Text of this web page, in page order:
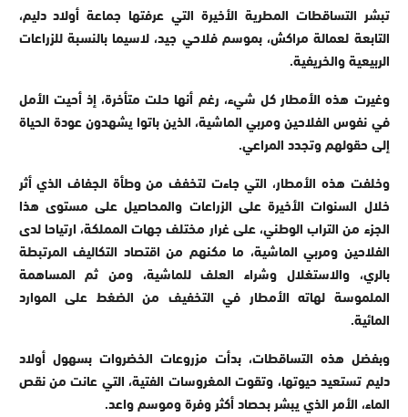
تبشر التساقطات المطرية الأخيرة التي عرفتها جماعة أولاد دليم،
التابعة لعمالة مراكش، بموسم فلاحي جيد، لاسيما بالنسبة للزراعات
الربيعية والخريفية.
وغيرت هذه الأمطار كل شيء، رغم أنها حلت متأخرة، إذ أحيت الأمل
في نفوس الفلاحين ومربي الماشية، الذين باتوا يشهدون عودة الحياة
إلى حقولهم وتجدد المراعي.
وخلفت هذه الأمطار، التي جاءت لتخفف من وطأة الجفاف الذي أثر
خلال السنوات الأخيرة على الزراعات والمحاصيل على مستوى هذا
الجزء من التراب الوطني، على غرار مختلف جهات المملكة، ارتياحا لدى
الفلاحين ومربي الماشية، ما مكنهم من اقتصاد التكاليف المرتبطة
بالري، والاستغلال وشراء العلف للماشية، ومن ثم المساهمة
الملموسة لهاته الأمطار في التخفيف من الضغط على الموارد
المائية.
وبفضل هذه التساقطات، بدأت مزروعات الخضروات بسهول أولاد
دليم تستعيد حيوتها، وتقوت المغروسات الفتية، التي عانت من نقص
الماء، الأمر الذي يبشر بحصاد أكثر وفرة وموسم واعد.